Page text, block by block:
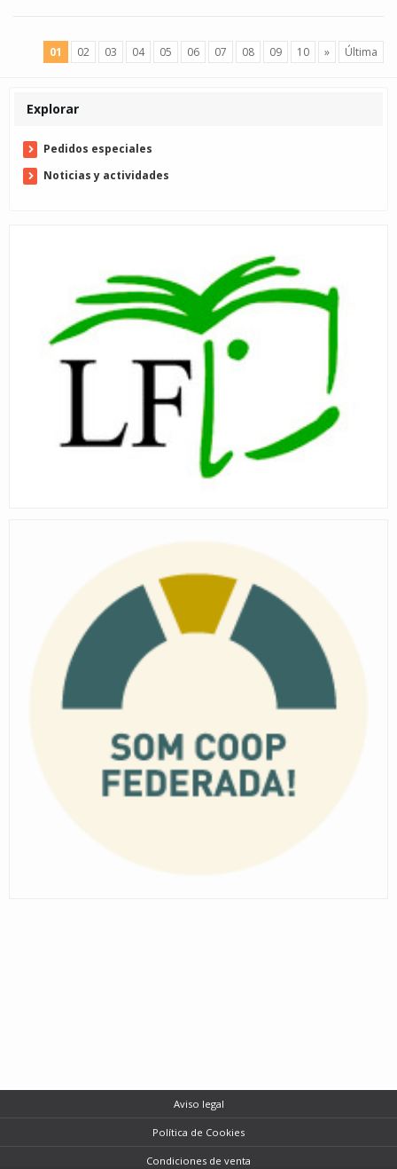
01 02 03 04 05 06 07 08 09 10 » Última
Explorar
Pedidos especiales
Noticias y actividades
Aviso legal
Política de Cookies
Condiciones de venta